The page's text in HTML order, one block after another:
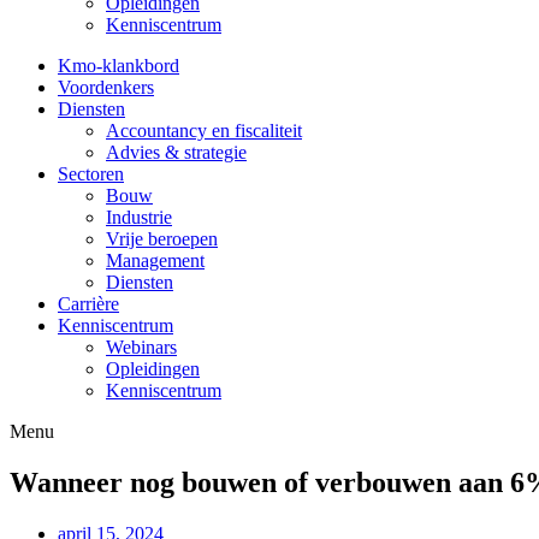
Kenniscentrum
Kmo-klankbord
Voordenkers
Diensten
Accountancy en fiscaliteit
Advies & strategie
Sectoren
Bouw
Industrie
Vrije beroepen
Management
Diensten
Carrière
Kenniscentrum
Webinars
Opleidingen
Kenniscentrum
Menu
Wanneer nog bouwen of verbouwen aan
april 15, 2024